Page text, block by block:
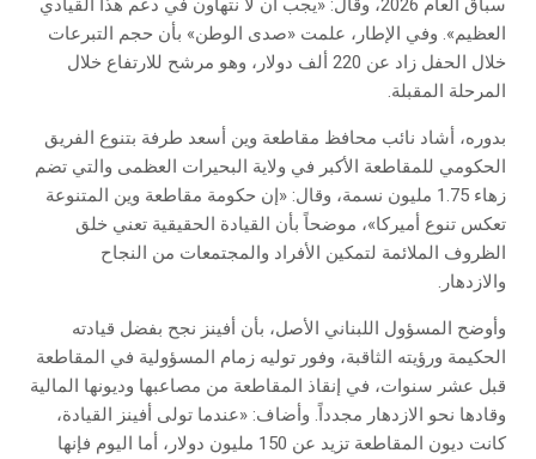
سباق العام 2026، وقال: «يجب أن لا نتهاون في دعم هذا القيادي
العظيم». وفي الإطار، علمت «صدى الوطن» بأن حجم التبرعات
خلال الحفل زاد عن 220 ألف دولار، وهو مرشح للارتفاع خلال
المرحلة المقبلة.
بدوره، أشاد نائب محافظ مقاطعة وين أسعد طرفة بتنوع الفريق
الحكومي للمقاطعة الأكبر في ولاية البحيرات العظمى والتي تضم
زهاء 1.75 مليون نسمة، وقال: «إن حكومة مقاطعة وين المتنوعة
تعكس تنوع أميركا»، موضحاً بأن القيادة الحقيقية تعني خلق
الظروف الملائمة لتمكين الأفراد والمجتمعات من النجاح
والازدهار.
وأوضح المسؤول اللبناني الأصل، بأن أفينز نجح بفضل قيادته
الحكيمة ورؤيته الثاقبة، وفور توليه زمام المسؤولية في المقاطعة
قبل عشر سنوات، في إنقاذ المقاطعة من مصاعبها وديونها المالية
وقادها نحو الازدهار مجدداً. وأضاف: «عندما تولى أفينز القيادة،
كانت ديون المقاطعة تزيد عن 150 مليون دولار، أما اليوم فإنها